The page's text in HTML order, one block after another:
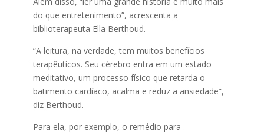
do que entretenimento”, acrescenta a
biblioterapeuta Ella Berthoud.
“A leitura, na verdade, tem muitos benefícios
terapêuticos. Seu cérebro entra em um estado
meditativo, um processo físico que retarda o
batimento cardíaco, acalma e reduz a ansiedade”,
diz Berthoud.
Para ela, por exemplo, o remédio para